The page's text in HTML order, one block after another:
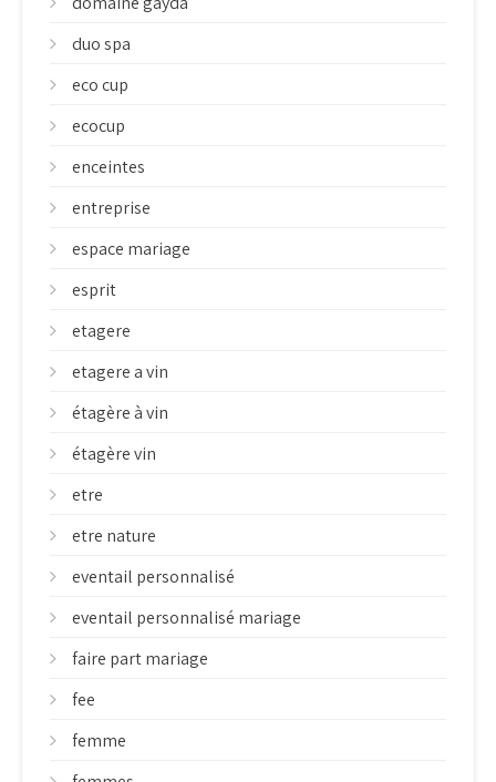
duo spa
eco cup
ecocup
enceintes
entreprise
espace mariage
esprit
etagere
etagere a vin
étagère à vin
étagère vin
etre
etre nature
eventail personnalisé
eventail personnalisé mariage
faire part mariage
fee
femme